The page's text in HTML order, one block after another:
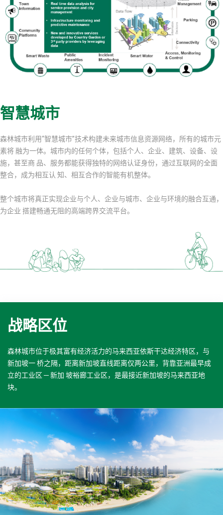
智慧城市
森林城市利用“智慧城市”技术构建未来城市信息资源网络，所有的城市元
素将 融为一体。城市内的任何个体，包括个人、企业、建筑、设备、设
施，甚至商 品、服务都能获得独特的网络认证身份，通过互联网的全面
整合，成为相互认 知、相互合作的智能有机整体。
整个城市将真正实现企业与个人、企业与城市、企业与环境的融合互通，
为企业 搭建畅通无阻的高端跨界交流平台。
战略区位
森林城市位于极其富有经济活力的马来西亚依斯干达经济特区，与
新加坡一 桥之隔，距离新加坡直线距离仅两公里，背靠亚洲最早成
立的工业区 ─ 新加 坡裕廊工业区，是最接近新加坡的马来西亚地
块。